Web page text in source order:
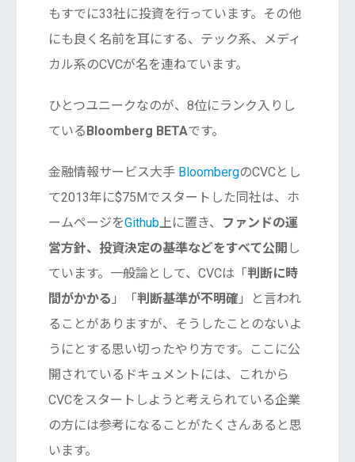
もすでに33社に投資を行っています。その他
にも良く名前を耳にする、テック系、メディ
カル系のCVCが名を連ねています。
ひとつユニークなのが、8位にランク入りし
ているBloomberg BETAです。
金融情報サービス大手 BloombergのCVCとし
て2013年に$75Mでスタートした同社は、ホ
ームページをGithub上に置き、
ファンドの運
営方針、投資決定の基準などをすべて公開 し
ています。一般論として、CVCは「判断に時
間がかかる 」「判断基準が不明確 」と言われ
ることがありますが、そうしたことのないよ
うにとする思い切ったやり方です。ここに公
開されているドキュメントには、これから
CVCをスタートしようと考えられている企業
の方には参考になることがたくさんあると思
います。